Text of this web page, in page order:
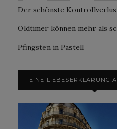
Der schönste
Oldtimer können mehr als
Pfingsten in Pastell
EINE LIEBESERKLÄRUNG